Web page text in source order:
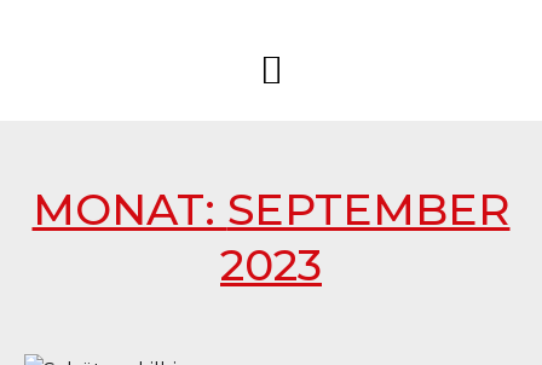
MONAT: SEPTEMBER
2023